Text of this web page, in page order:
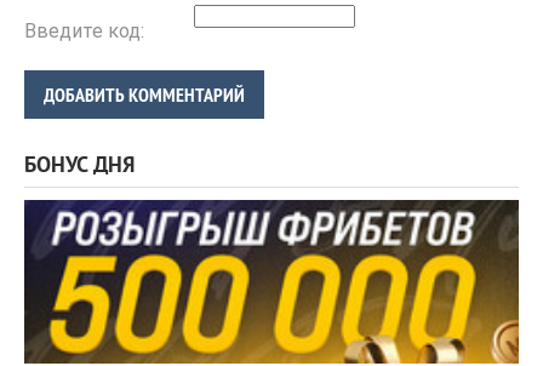
Введите код:
ДОБАВИТЬ КОММЕНТАРИЙ
БОНУС ДНЯ